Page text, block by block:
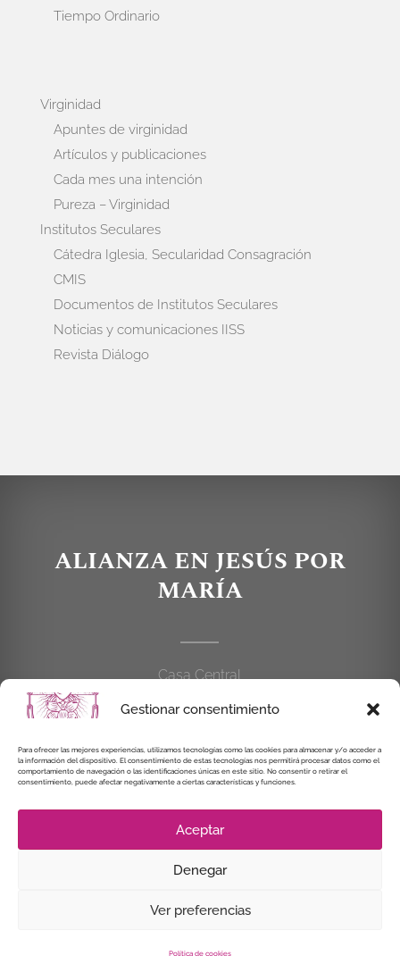
Gestionar consentimiento
Para ofrecer las mejores experiencias, utilizamos tecnologías como las cookies para almacenar y/o acceder a
la información del dispositivo. El consentimiento de estas tecnologías nos permitirá procesar datos como el
comportamiento de navegación o las identificaciones únicas en este sitio. No consentir o retirar el
consentimiento, puede afectar negativamente a ciertas características y funciones.
Aceptar
Denegar
Ver preferencias
Política de cookies
Tiempo Ordinario
Virginidad
Apuntes de virginidad
Artículos y publicaciones
Cada mes una intención
Pureza – Virginidad
Institutos Seculares
Cátedra Iglesia, Secularidad Consagración
CMIS
Documentos de Institutos Seculares
Noticias y comunicaciones IISS
Revista Diálogo
ALIANZA EN JESÚS POR
MARÍA
Casa Central
C/Cardenal Cisneros, 55
914 462 114
alianzaenjesuspormaria@gmail.com